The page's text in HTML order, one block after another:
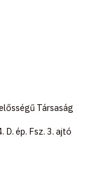
Társaság
D. ép. Fsz. 3. ajtó